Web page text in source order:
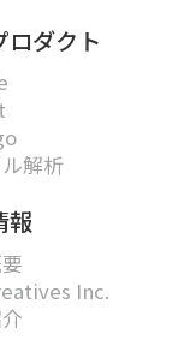
ロダクト
解析
報
Inc.